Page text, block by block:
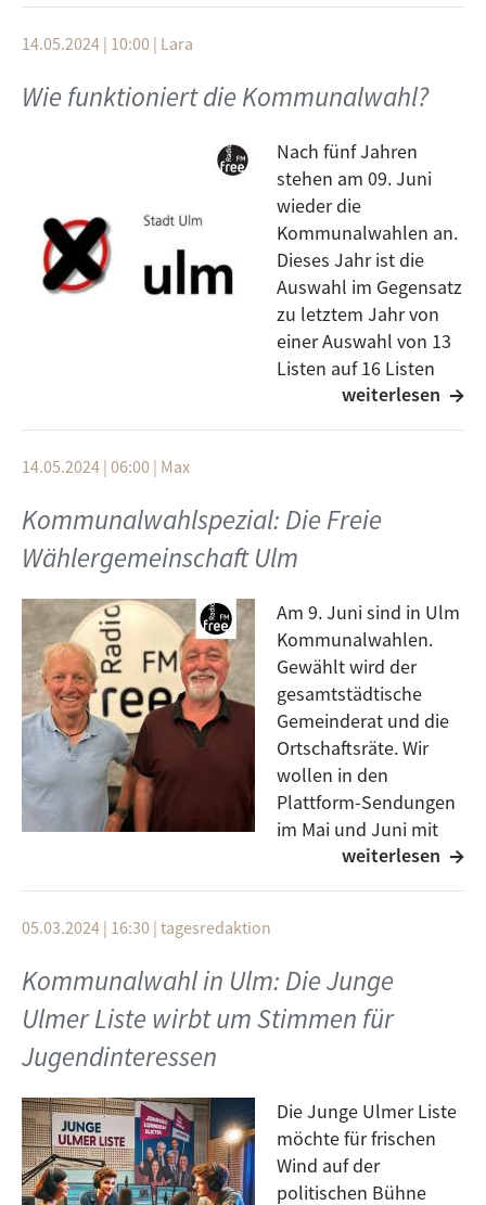
Rausch für die Klimaliste BW. Was ihre Ideen und
Schwerpunkte der kommenden fünf Jahre Ulmer
Kommunalpolitik sind, hört ihr in der Plattform.
14.05.2024 | 10:00 | Lara
Wie funktioniert die Kommunalwahl?
Nach fünf Jahren
stehen am 09. Juni
wieder die
Kommunalwahlen an.
Dieses Jahr ist die
Auswahl im Gegensatz
zu letztem Jahr von
einer Auswahl von 13
Listen auf 16 Listen
mit Lea Bergmann von der Abteilung Statistiken und
Wahlen von den Bürgerdiensten Ulm unterhalten. Wie
gewählt wird, wen man wählt, warum man wählen
gehen sollte und alles rund um das Thema
weiterlesen
14.05.2024 | 06:00 | Max
Kommunalwahlspezial: Die Freie
Wählergemeinschaft Ulm
Am 9. Juni sind in Ulm
Kommunalwahlen.
Gewählt wird der
gesamtstädtische
Gemeinderat und die
Ortschaftsräte. Wir
wollen in den
Plattform-Sendungen
im Mai und Juni mit
Personen ins Gespräch
Norbert Nolle für die Listen der Freien Wähler. Was
ihre Ideen und Schwerpunkte der kommenden fünf
Jahre Ulmer Kommunalpolitik sind, hört ihr in der
Plattform.
weiterlesen
05.03.2024 | 16:30 | tagesredaktion
Kommunalwahl in Ulm: Die Junge
Ulmer Liste wirbt um Stimmen für
Jugendinteressen
Die Junge Ulmer Liste
möchte für frischen
Wind auf der
politischen Bühne